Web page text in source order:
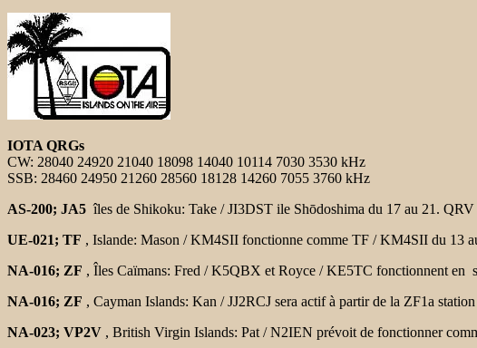
IOTA QRGs
CW: 28040 24920 21040 18098 14040 10114 7030 3530 kHz
SSB: 28460 24950 21260 28560 18128 14260 7055 3760 kHz
AS-200; JA5 îles de Shikoku: Take / JI3DST ile Shōdoshima du 17 au 21.
UE-021; TF , Islande: Mason / KM4SII fonctionne comme TF / KM4SII du 13
NA-016; ZF , Îles Caïmans: Fred / K5QBX et Royce / KE5TC fonctionnent en
NA-016; ZF , Cayman Islands: Kan / JJ2RCJ sera actif à partir de la ZF1a
NA-023; VP2V , British Virgin Islands: Pat / N2IEN prévoit de fonctionner